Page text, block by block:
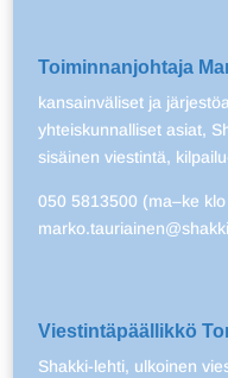
Toiminnanjohtaja
kansainväliset ja
yhteiskunnalliset asiat,
sisäinen viestintä,
050 5813500 (ma–ke
Viestintäpäällikkö
Shakki-lehti, ulkoinen